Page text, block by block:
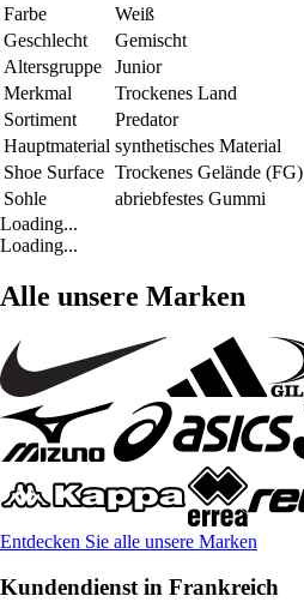
Farbe
Weiß
Geschlecht
Gemischt
Altersgruppe
Junior
Merkmal
Trockenes Land
Sortiment
Predator
Hauptmaterial synthetisches Material
Shoe Surface Trockenes Gelände (FG)
Sohle
abriebfestes Gummi
Loading...
Loading...
Alle unsere Marken
Entdecken Sie alle unsere Marken
Kundendienst in Frankreich